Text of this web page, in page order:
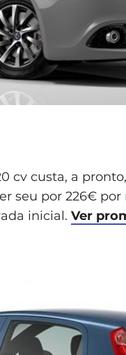
cv custa, a
seu por 226€
inicial. Ver